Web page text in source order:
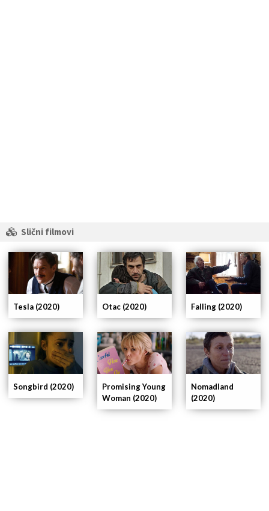
Slični filmovi
Nomadland
(2020)
Promising Young
Woman (2020)
Songbird (2020)
Falling (2020)
Otac (2020)
Tesla (2020)